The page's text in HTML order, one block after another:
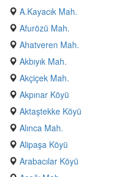
A.Kayacık Mah.
Afurözü Mah.
Ahatveren Mah.
Akbıyık Mah.
Akçiçek Mah.
Akpınar Köyü
Aktaştekke Köyü
Alınca Mah.
Alipaşa Köyü
Arabacılar Köyü